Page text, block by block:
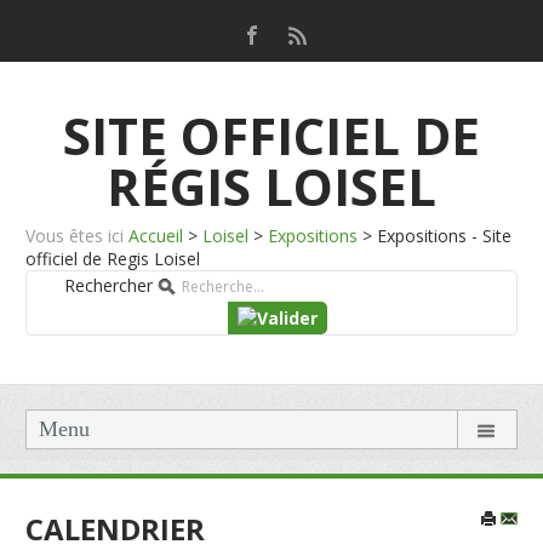
SITE OFFICIEL DE
RÉGIS LOISEL
Vous êtes ici Accueil > Loisel > Expositions > Expositions - Site
officiel de Regis Loisel
Rechercher
Menu
CALENDRIER